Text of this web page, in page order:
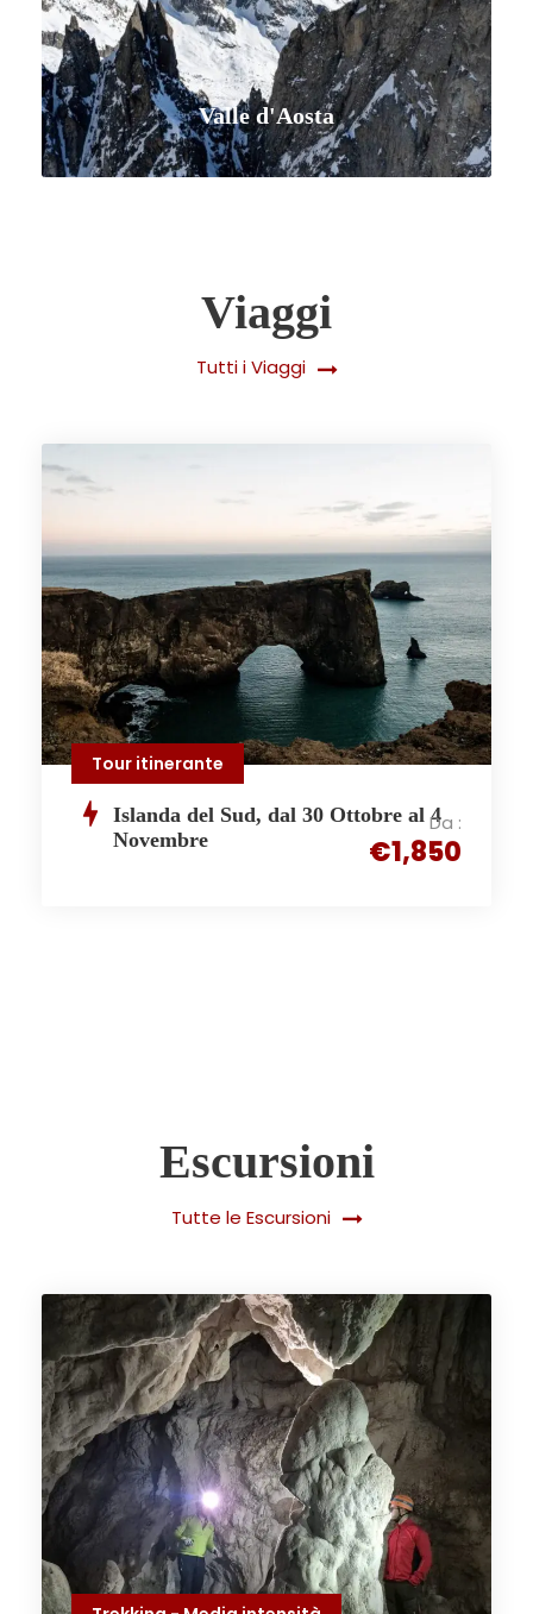
Valle d'Aosta
VISUALIZZA TUTTI I VIAGGI
Viaggi
Tutti i Viaggi
Tour itinerante
Islanda del Sud, dal 30 Ottobre al 4
Novembre
Da :
€1,850
Escursioni
Tutte le Escursioni